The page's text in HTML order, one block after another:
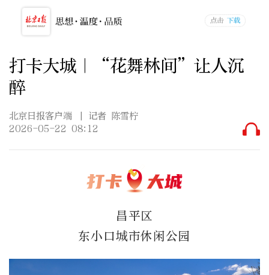
打卡大城｜“花舞林间”让人沉
醉
北京日报客户端
| 记者 陈雪柠
2026-05-22 08:12
昌平区
东小口城市休闲公园